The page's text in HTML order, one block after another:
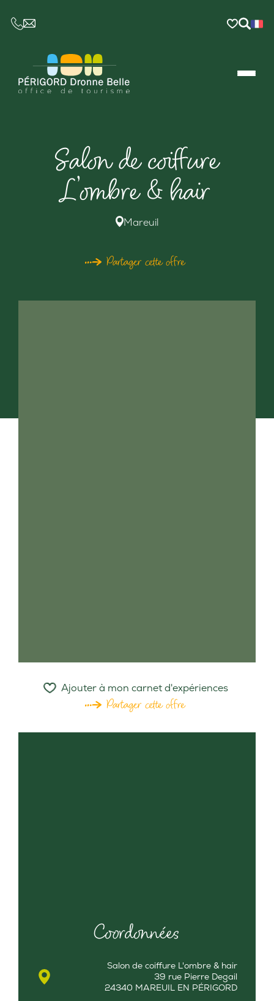
CE LIEN OUVRIRA VOTRE LOGICIEL DE
Salon de coiffure
L’ombre & hair
Mareuil
Partager cette offre
Ajouter à mon carnet d'expériences
Partager cette offre
Coordonnées
Salon de coiffure L'ombre & hair
39 rue Pierre Degail
24340 MAREUIL EN PÉRIGORD